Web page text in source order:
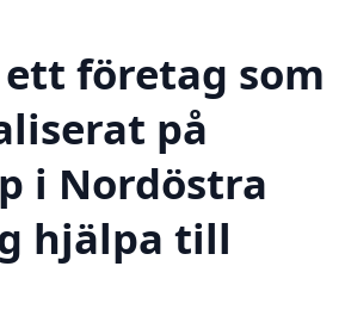
företag som
på
i Nordöstra
hjälpa till